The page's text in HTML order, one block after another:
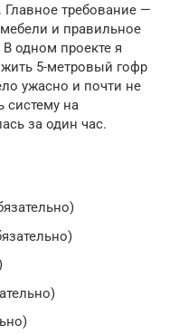
Главное требование —
и правильное
одном проекте я
5-метровый гофр
ужасно и почти не
систему на
за один час.